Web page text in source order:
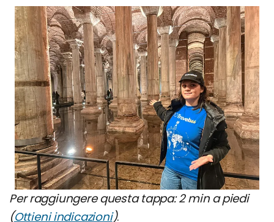
Per raggiungere questa tappa: 2 min a piedi
(Ottieni indicazioni).